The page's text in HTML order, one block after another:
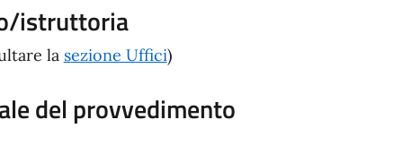
istruttoria
la sezione Uffici)
del provvedimento